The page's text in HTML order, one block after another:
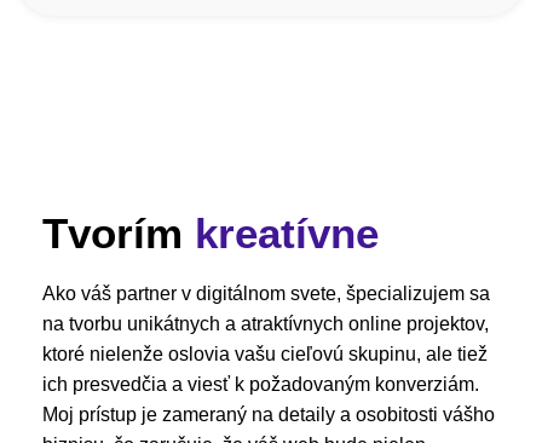
Tvorím kreatívne
Ako váš partner v digitálnom svete, špecializujem sa
na tvorbu unikátnych a atraktívnych online projektov,
ktoré nielenže oslovia vašu cieľovú skupinu, ale tiež
ich presvedčia a viesť k požadovaným konverziám.
Moj prístup je zameraný na detaily a osobitosti vášho